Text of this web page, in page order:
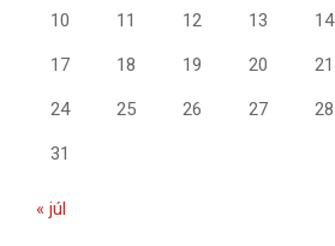
10 11 12 13 14
17 18 19 20 21
24 25 26 27 28
31
« júl